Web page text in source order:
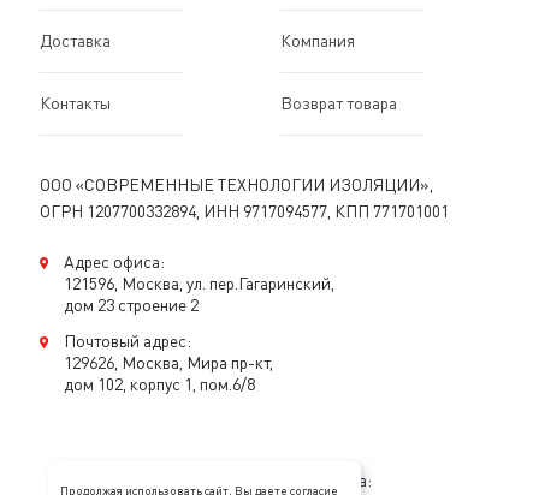
Доставка Компания
Контакты Возврат товара
ООО «СОВРЕМЕННЫЕ ТЕХНОЛОГИИ ИЗОЛЯЦИИ»,
ОГРН 1207700332894, ИНН 9717094577, КПП 771701001
Адрес офиса:
121596, Москва, ул. пер.Гагаринский,
дом 23 строение 2
Почтовый адрес:
129626, Москва, Мира пр-кт,
дом 102, корпус 1, пом.6/8
Консультация специалиста:
Продолжая использовать сайт, Вы даете согласие